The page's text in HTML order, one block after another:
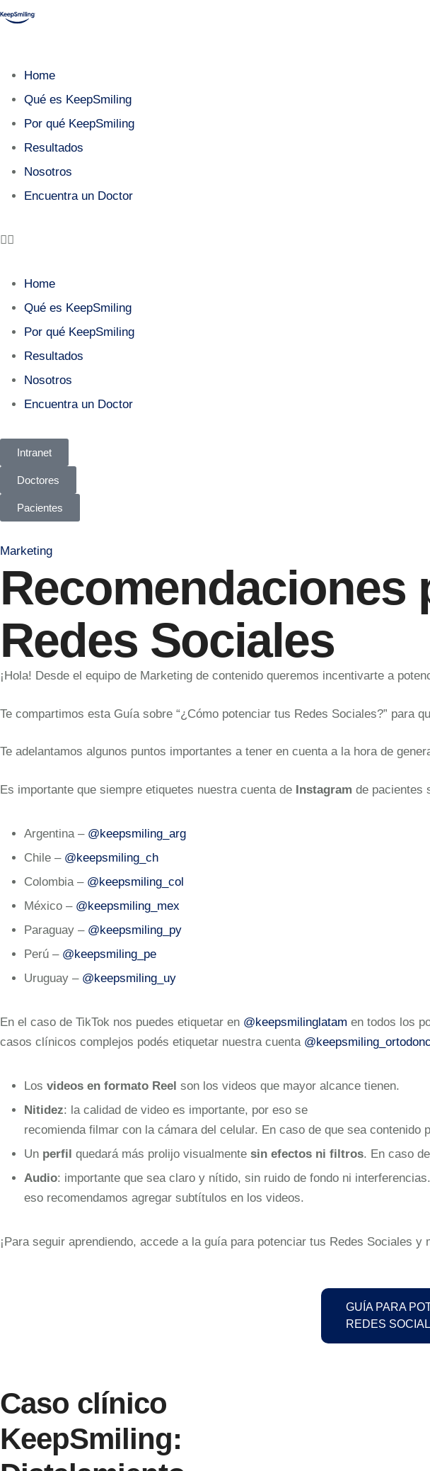
Home
Qué es KeepSmiling
Por qué KeepSmiling
Resultados
Nosotros
Encuentra un Doctor
Home
Qué es KeepSmiling
Por qué KeepSmiling
Resultados
Nosotros
Encuentra un Doctor
Intranet
Doctores
Pacientes
Marketing
Recomendaciones
Redes Sociales
¡Hola! Desde el equipo de Marketing de contenido queremos incentivarte a
Te compartimos esta Guía sobre “¿Cómo potenciar tus Redes Sociales?” para
Te adelantamos algunos puntos importantes a tener en cuenta a la hora de
Es importante que siempre etiquetes nuestra cuenta de Instagram de pacientes
Argentina – @keepsmiling_arg
Chile – @keepsmiling_ch
Colombia – @keepsmiling_col
México – @keepsmiling_mex
Paraguay – @keepsmiling_py
Perú – @keepsmiling_pe
Uruguay – @keepsmiling_uy
En el caso de TikTok nos puedes etiquetar en @keepsmilinglatam en todos los
casos clínicos complejos podés etiquetar nuestra cuenta
Los videos en formato Reel son los videos que mayor alcance tienen.
Nitidez: la calidad de video es importante, por eso se
recomienda filmar con la cámara del celular. En caso de que sea
Un perfil quedará más prolijo visualmente sin efectos ni filtros. En caso
Audio: importante que sea claro y nítido, sin ruido de fondo ni
eso recomendamos agregar subtítulos en los videos.
¡Para seguir aprendiendo, accede a la guía para potenciar tus Redes Sociales
GUÍA PARA
REDES
Caso clínico
KeepSmiling: